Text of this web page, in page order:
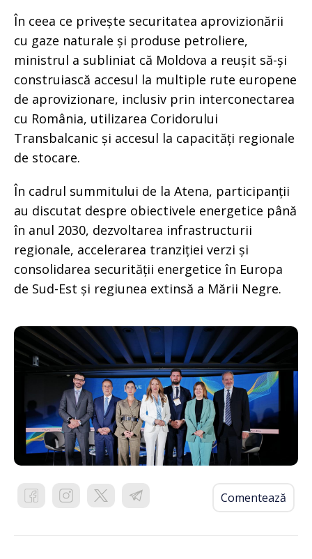
În ceea ce privește securitatea aprovizionării
cu gaze naturale și produse petroliere,
ministrul a subliniat că Moldova a reușit să-și
construiască accesul la multiple rute europene
de aprovizionare, inclusiv prin interconectarea
cu România, utilizarea Coridorului
Transbalcanic și accesul la capacități regionale
de stocare.
În cadrul summitului de la Atena, participanții
au discutat despre obiectivele energetice până
în anul 2030, dezvoltarea infrastructurii
regionale, accelerarea tranziției verzi și
consolidarea securității energetice în Europa
de Sud-Est și regiunea extinsă a Mării Negre.
Comentează